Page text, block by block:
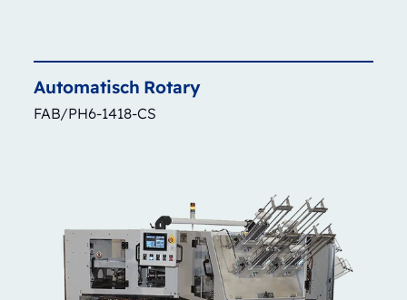
Automatisch Rotary
FAB/PH6-1418-CS